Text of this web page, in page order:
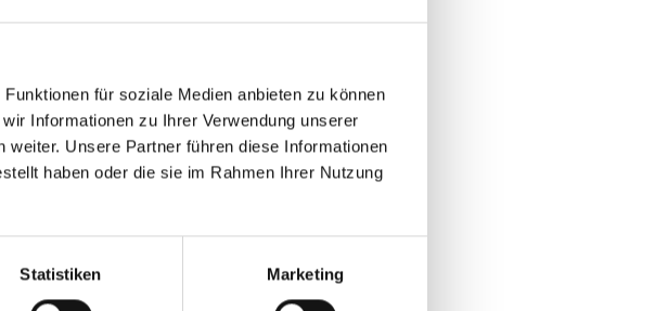
für soziale Medien anbieten zu können
Informationen zu Ihrer Verwendung unserer
Unsere Partner führen diese Informationen
haben oder die sie im Rahmen Ihrer Nutzung
Statistiken Marketing